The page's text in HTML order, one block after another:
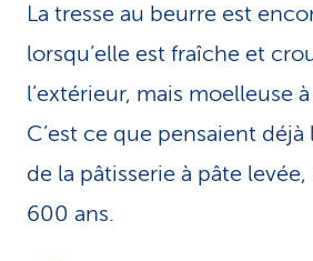
e
s
La tresse au beurre est
lorsqu’elle est fraîche et
l’extérieur, mais moelleuse
C’est ce que pensaient
de la pâtisserie à pâte
600 ans.